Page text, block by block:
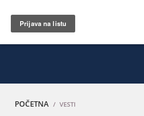
POČETNA VESTI